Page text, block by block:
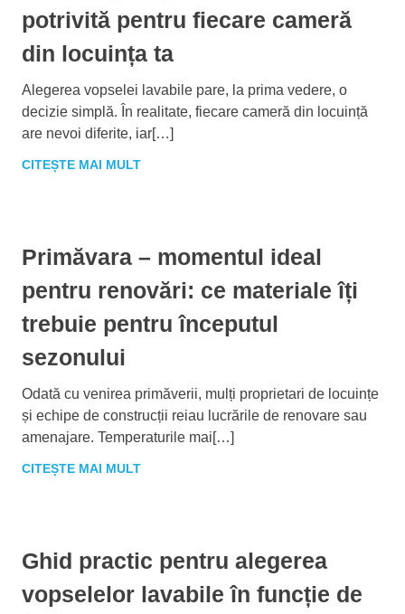
potrivită pentru fiecare cameră
din locuința ta
Alegerea vopselei lavabile pare, la prima vedere, o
decizie simplă. În realitate, fiecare cameră din locuință
are nevoi diferite, iar[…]
CITEȘTE MAI MULT
Primăvara – momentul ideal
pentru renovări: ce materiale îți
trebuie pentru începutul
sezonului
Odată cu venirea primăverii, mulți proprietari de locuințe
și echipe de construcții reiau lucrările de renovare sau
amenajare. Temperaturile mai[…]
CITEȘTE MAI MULT
Ghid practic pentru alegerea
vopselelor lavabile în funcție de